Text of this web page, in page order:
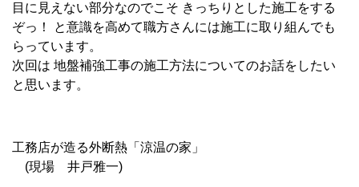
目に見えない部分なのでこそ きっちりとした施工をする
ぞっ！
と意識を高めて職方さんには施工に取り組んでも
らっています。
次回は 地盤補強工事の施工方法についてのお話をしたい
と思います。
工務店が造る外断熱 「涼温の家」
(現場 井戸雅一)